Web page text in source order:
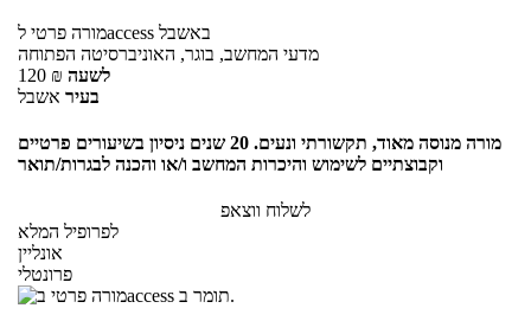
מורה פרטילaccess באשבל
מדעי המחשב, בוגר, האוניברסיטה הפתוחה
120 ₪ לשעה
בעיר אשבל
מורה מנוסה מאוד, תקשורתי ונעים. 20 שנים ניסיון בשיעורים פרטיים
וקבוצתיים לשימוש והיכרות המחשב ו/או והכנה לבגרות/תואר
לשלוח ווצאפ
לפרופיל המלא
אונליין
פרונטלי